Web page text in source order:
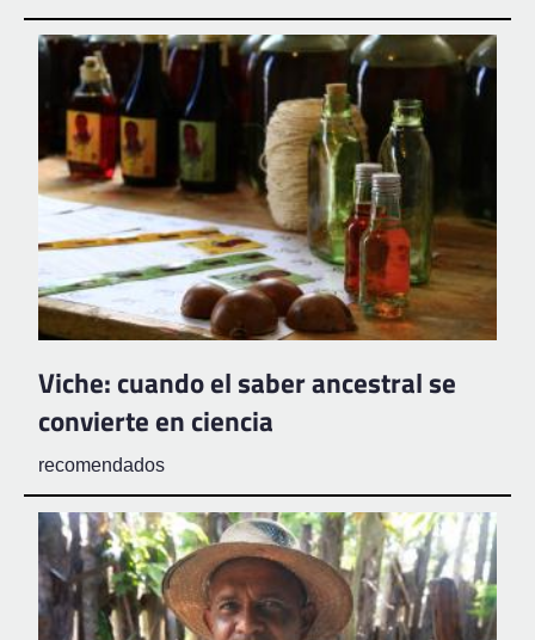
Viche: cuando el saber ancestral se
convierte en ciencia
recomendados